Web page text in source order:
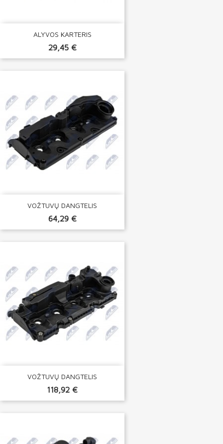
ALYVOS KARTERIS
29,45 €
VOŽTUVŲ DANGTELIS
64,29 €
VOŽTUVŲ DANGTELIS
118,92 €